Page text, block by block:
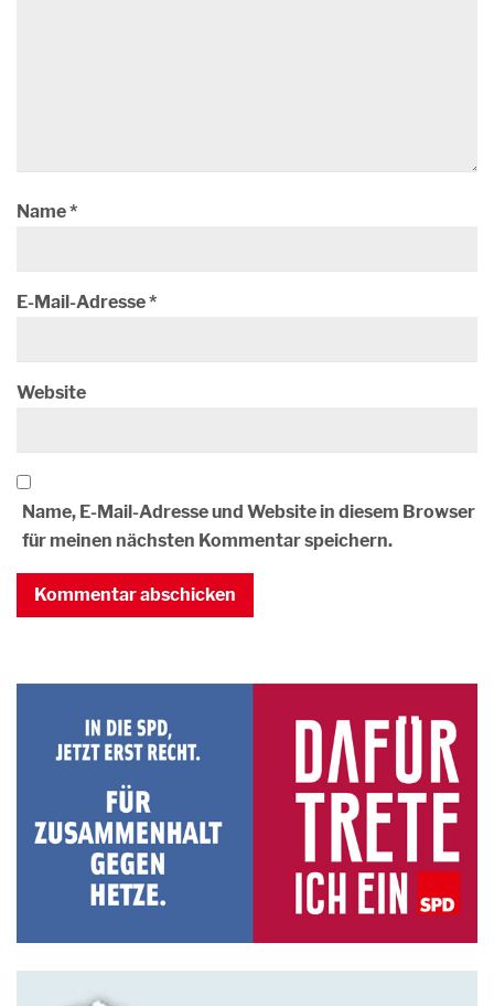
Name*
E-Mail-Adresse*
Website
Name, E-Mail-Adresse und Website in diesem Browser
für meinen nächsten Kommentar speichern.